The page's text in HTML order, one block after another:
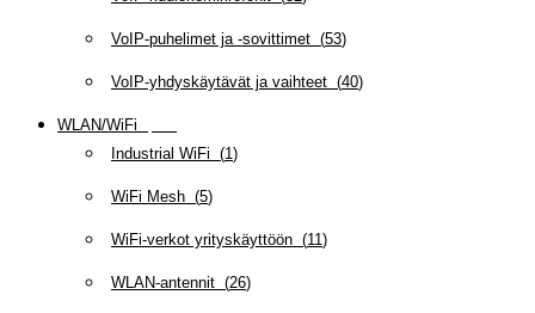
VoIP-puhelimet ja -sovittimet (53)
VoIP-yhdyskäytävät ja vaihteet (40)
WLAN/WiFi
Industrial WiFi (1)
WiFi Mesh (5)
WiFi-verkot yrityskäyttöön (11)
WLAN-antennit (26)